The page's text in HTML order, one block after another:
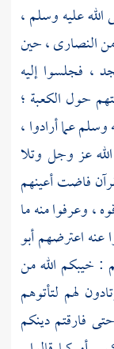
عليه وسلم ،
النصارى، حين
، فجلسوا إليه
حول الكعبة ؛
عما أرادوا ،
عز وجل وتلا
فاضت أعينهم
، وعرفوا منه ما
عنه اعترضهمأبو
: خيبكم الله من
لهم لتأتوهم
فارقتم دينكم